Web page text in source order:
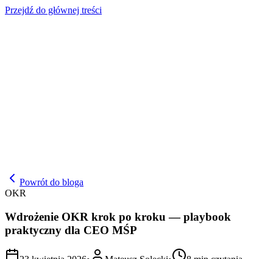
Przejdź do głównej treści
Powrót do bloga
OKR
Wdrożenie OKR krok po kroku — playbook
praktyczny dla CEO MŚP